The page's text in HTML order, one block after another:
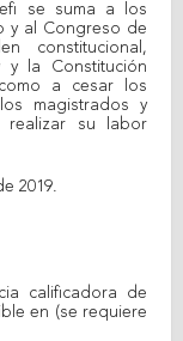
se suma a los
y al Congreso de
constitucional,
la Constitución
a cesar los
magistrados y
realizar su labor
2019.
calificadora de
en (se requiere